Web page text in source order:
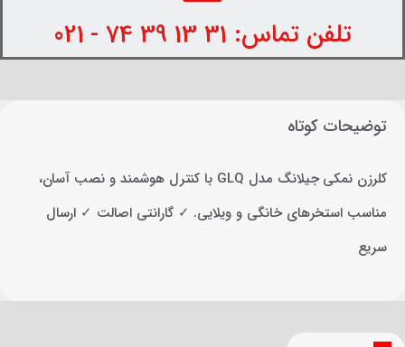
تلفن تماس: 31 13 39 74 - 021
توضیحات کوتاه
کلرزن نمکی جیلانگ مدل GLQ با کنترل هوشمند و نصب آسان،
مناسب استخرهای خانگی و ویلایی. ✓ گارانتی اصالت ✓ ارسال
سریع